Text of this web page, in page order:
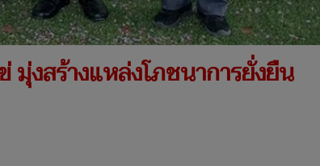
มุ่งสร้างแหล่งโภชนาการยั่งยืน